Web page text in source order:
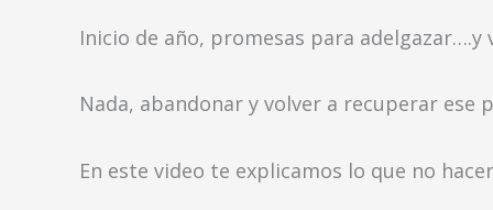
Inicio de año, promesas para
Nada, abandonar y volver a recuperar ese
En este video te explicamos lo que no